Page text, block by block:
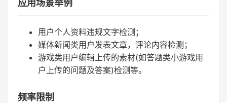
应用场景举例
用户个人资料违规文字检测；
媒体新闻类用户发表文章，评论内容检测；
游戏类用户编辑上传的素材(如答题类小游戏用
户上传的问题及答案)检测等。
频率限制